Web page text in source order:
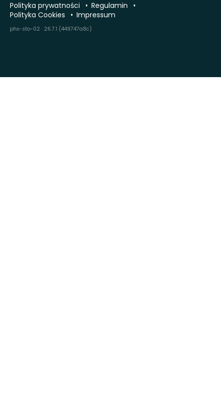
Polityka prywatności
Regulamin
Polityka Cookies
Impressum
phx-sto-02 · 26.7.1 (449747a8c)